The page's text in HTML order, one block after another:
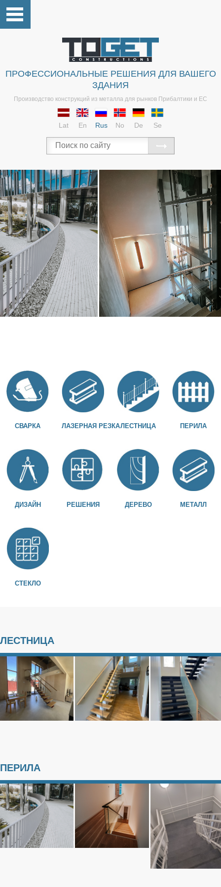
ПРОФЕССИОНАЛЬНЫЕ РЕШЕНИЯ ДЛЯ ВАШЕГО
ЗДАНИЯ
Производство конструкций из металла для рынков Прибалтики и ЕС
Lat En Rus No De Se
СВАРКА ЛАЗЕРНАЯ РЕЗКАЛЕСТНИЦА ПЕРИЛА
ДИЗАЙН РЕШЕНИЯ ДЕРЕВО МЕТАЛЛ
СТЕКЛО
ЛЕСТНИЦА
ПЕРИЛА